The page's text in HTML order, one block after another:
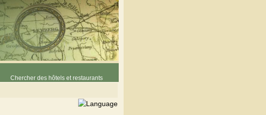
Chercher des hôtels et restaurants